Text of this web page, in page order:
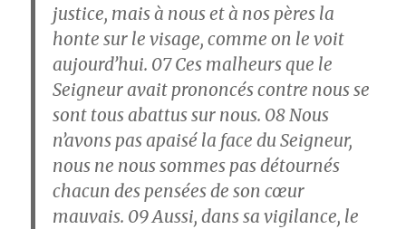
justice, mais à nous et à nos pères la
honte sur le visage, comme on le voit
aujourd’hui. 07Ces malheurs que le
Seigneur avait prononcés contre nous se
sont tous abattus sur nous. 08Nous
n’avons pas apaisé la face du Seigneur,
nous ne nous sommes pas détournés
chacun des pensées de son cœur
mauvais. 09Aussi, dans sa vigilance, le